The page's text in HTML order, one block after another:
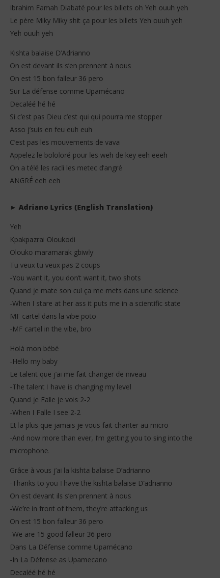
Ibrahim Famah Diabaté pour les billets oh Yeh ouuh yeh
Le père Miky Miky shit ça pour les billets Yeh ouuh yeh
Yeh ouuh yeh
Kishta balaise D’Adrianno
On est devant ils s’en prennent à nous
On est 15 bon falleur 36 pero
Sur La défense comme Upamécano
Decaléé hé hé
Si c’est pas Dieu c’est qui qui pourra me stopper
Asso j’suis en feu euh euh
C’est pas les mouvements de vava
Appelez le bololoré pour les weh de key eeh eeeh
On a télé les racli les metec d’angré
ANGRÉ eeh eeh
► Adriano Lyrics (English Translation)
Yeh
Kpakpazrai Oloukodi
Olouko maramarak gbiwly
Tu veux tu veux pas 2 coups
-You want it, you don’t want it, two shots
Quand je mate son cul ça me mets dans une science
-When I stare at her ass it puts me in a scientific state
MF cartel dans la vibe poto
-MF cartel in the vibe, bro
Holà mon bébé
-Hello my baby
Le talent que j’ai me fait changer de niveau
-The talent I have is changing my level
Quand je Falle je vois 2-2
-When I Falle I see 2-2
Et la plus que jamais je vous fait chanter au micro
-And now more than ever, I’m getting you to sing into the
microphone.
Grâce à vous j’ai la kishta balaise D’adrianno
-Thanks to you I have the kishta balaise D’adrianno
On est devant ils s’en prennent à nous
-We’re in front of them, they’re attacking us
On est 15 bon falleur 36 pero
-We are 15 good falleur 36 pero
Dans La Défense comme Upamécano
-In La Défense as Upamecano
Decaléé hé hé